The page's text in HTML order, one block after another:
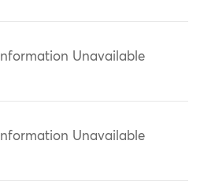
Information Unavailable
Information Unavailable